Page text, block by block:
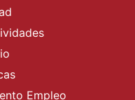
Empleo